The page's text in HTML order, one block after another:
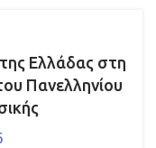
Ελλάδας στη
Πανελληνίου